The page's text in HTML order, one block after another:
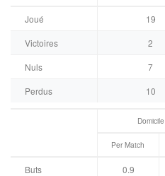
Joué 19
Victoires
2
Nuls
7
Perdus
10
Domicile
Per Match
Buts 0.9